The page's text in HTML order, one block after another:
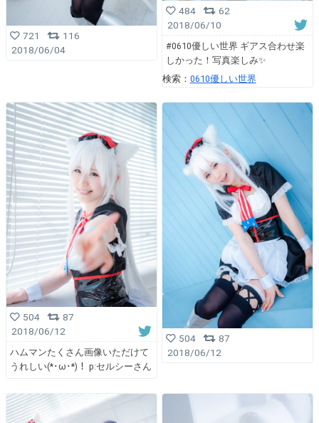
721
116
2018/06/04
484
62
2018/06/10
#0610優しい世界 ギアス合わせ楽
しかった！写真楽しみ✨
検索： 0610優しい世界
504
87
2018/06/12
ハムマンたくさん画像いただけて
うれしい(*･ω･*)！ p:セルシーさん
504
87
2018/06/12